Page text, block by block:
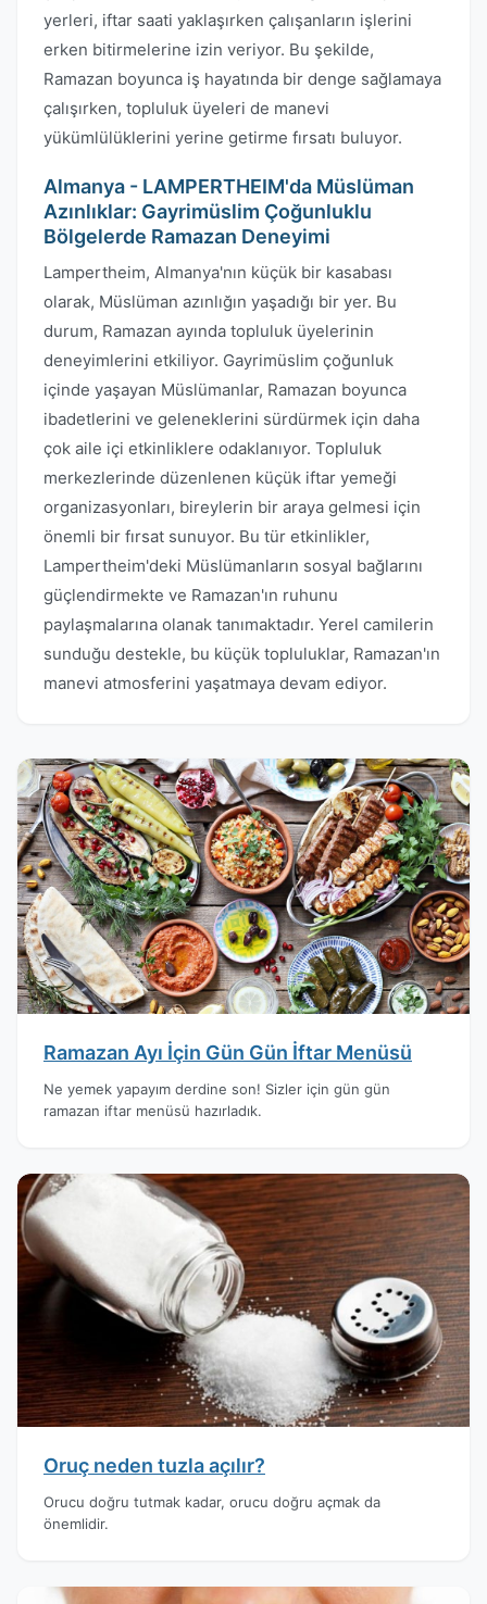
yerleri, iftar saati yaklaşırken çalışanların işlerini
erken bitirmelerine izin veriyor. Bu şekilde,
Ramazan boyunca iş hayatında bir denge sağlamaya
çalışırken, topluluk üyeleri de manevi
yükümlülüklerini yerine getirme fırsatı buluyor.
Almanya - LAMPERTHEIM'da Müslüman
Azınlıklar: Gayrimüslim Çoğunluklu
Bölgelerde Ramazan Deneyimi
Lampertheim, Almanya'nın küçük bir kasabası
olarak, Müslüman azınlığın yaşadığı bir yer. Bu
durum, Ramazan ayında topluluk üyelerinin
deneyimlerini etkiliyor. Gayrimüslim çoğunluk
içinde yaşayan Müslümanlar, Ramazan boyunca
ibadetlerini ve geleneklerini sürdürmek için daha
çok aile içi etkinliklere odaklanıyor. Topluluk
merkezlerinde düzenlenen küçük iftar yemeği
organizasyonları, bireylerin bir araya gelmesi için
önemli bir fırsat sunuyor. Bu tür etkinlikler,
Lampertheim'deki Müslümanların sosyal bağlarını
güçlendirmekte ve Ramazan'ın ruhunu
paylaşmalarına olanak tanımaktadır. Yerel camilerin
sunduğu destekle, bu küçük topluluklar, Ramazan'ın
manevi atmosferini yaşatmaya devam ediyor.
Ramazan Ayı İçin Gün Gün İftar Menüsü
Ne yemek yapayım derdine son! Sizler için gün gün
ramazan iftar menüsü hazırladık.
Oruç neden tuzla açılır?
Orucu doğru tutmak kadar, orucu doğru açmak da
önemlidir.